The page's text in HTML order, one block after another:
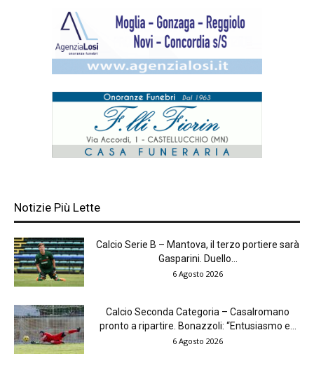
Notizie Più Lette
Calcio Serie B – Mantova, il terzo portiere sarà
Gasparini. Duello...
6 Agosto 2026
Calcio Seconda Categoria – Casalromano
pronto a ripartire. Bonazzoli: “Entusiasmo e...
6 Agosto 2026